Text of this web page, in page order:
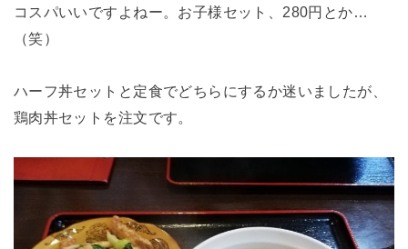
コスパいいですよねー。お子様セット、280円とか…
（笑）
ハーフ丼セットと定食でどちらにするか迷いましたが、
鶏肉丼セットを注文です。